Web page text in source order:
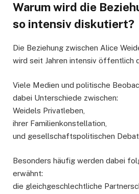
Warum wird die
so intensiv diskutiert?
Die Beziehung zwischen Alice
wird seit Jahren intensiv öffentlich
Viele Medien und politische
dabei Unterschiede zwischen:
Weidels Privatleben,
ihrer Familienkonstellation,
und gesellschaftspolitischen
Besonders häufig werden dabei
erwähnt:
die gleichgeschlechtliche